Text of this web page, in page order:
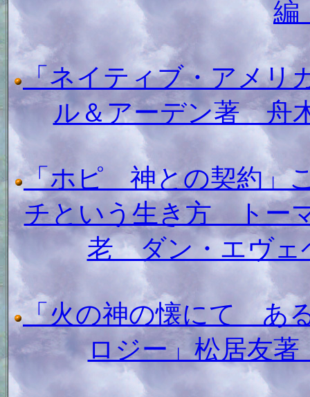
編
「ネイティブ・アメ
ル＆アーデン著 舟
「ホピ 神との契約」
チという生き方 トー
老 ダン・エヴ
「火の神の懐にて あ
ロジー」松居友